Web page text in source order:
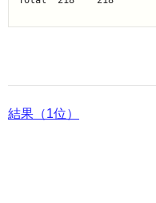
結果（1位）